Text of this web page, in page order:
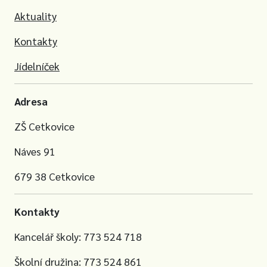
Aktuality
Kontakty
Jídelníček
Adresa
ZŠ Cetkovice
Náves 91
679 38 Cetkovice
Kontakty
Kancelář školy: 773 524 718
Školní družina: 773 524 861